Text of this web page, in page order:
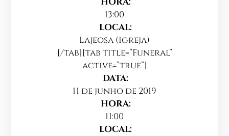
13:00
LOCAL:
Lajeosa (Igreja)
[/tab][tab title=”Funeral”
active=”true”]
DATA:
11 de junho de 2019
HORA:
11:00
LOCAL: